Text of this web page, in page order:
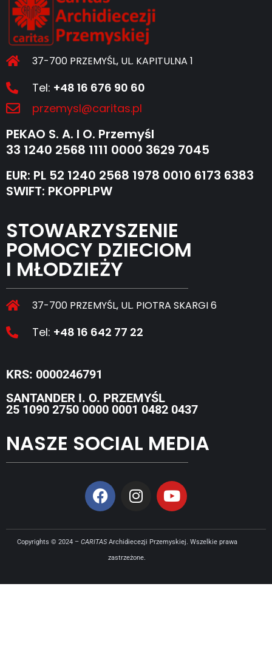
37-700 PRZEMYŚL, UL. KAPITULNA 1
Tel: +48 16 676 90 60
przemysl@caritas.pl
PEKAO S. A. I O. Przemyśl
33 1240 2568 1111 0000 3629 7045
EUR: PL 52 1240 2568 1978 0010 6173 6383
SWIFT: PKOPPLPW
STOWARZYSZENIE
POMOCY DZIECIOM
I MŁODZIEŻY
37-700 PRZEMYŚL, UL. PIOTRA SKARGI 6
Tel: +48 16 642 77 22
KRS: 0000246791
SANTANDER I. O. PRZEMYŚL
25 1090 2750 0000 0001 0482 0437
NASZE SOCIAL MEDIA
Copyrights © 2024 – CARITASArchidiecezji Przemyskiej. Wszelkie prawa
zastrzeżone.